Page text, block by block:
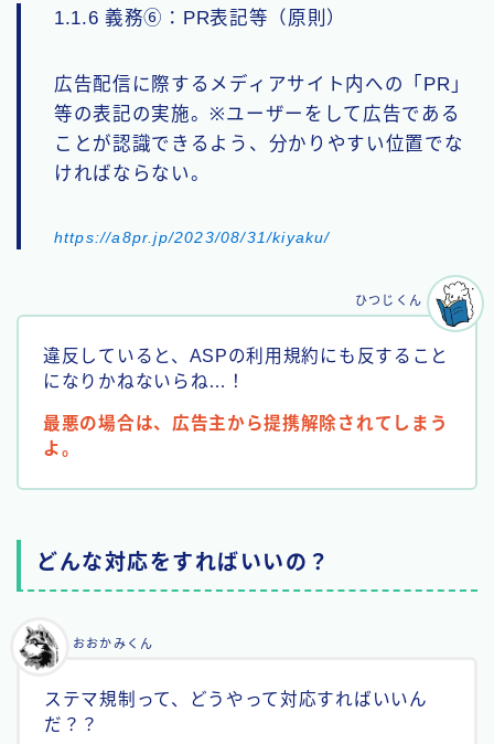
1.1.6 義務⑥：PR表記等（原則）
広告配信に際するメディアサイト内への「PR」
等の表記の実施。※ユーザーをして広告である
ことが認識できるよう、分かりやすい位置でな
ければならない。
https://a8pr.jp/2023/08/31/kiyaku/
違反していると、ASPの利用規約にも反すること
になりかねないらね…！
最悪の場合は、広告主から提携解除されてしまう
よ。
ひつじくん
どんな対応をすればいいの？
ステマ規制って、どうやって対応すればいいん
だ？？
おおかみくん